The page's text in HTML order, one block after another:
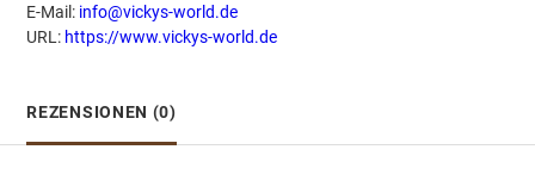
E-Mail: info@vickys-world.de
URL: https://www.vickys-world.de
REZENSIONEN (0)